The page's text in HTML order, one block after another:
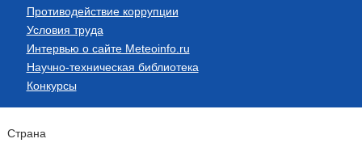
Противодействие коррупции
Условия труда
Интервью о сайте Meteoinfo.ru
Научно-техническая библиотека
Конкурсы
Страна